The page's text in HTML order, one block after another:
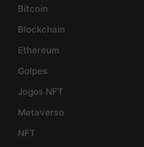
Bitcoin
Blockchain
Ethereum
Golpes
Jogos NFT
Metaverso
NFT